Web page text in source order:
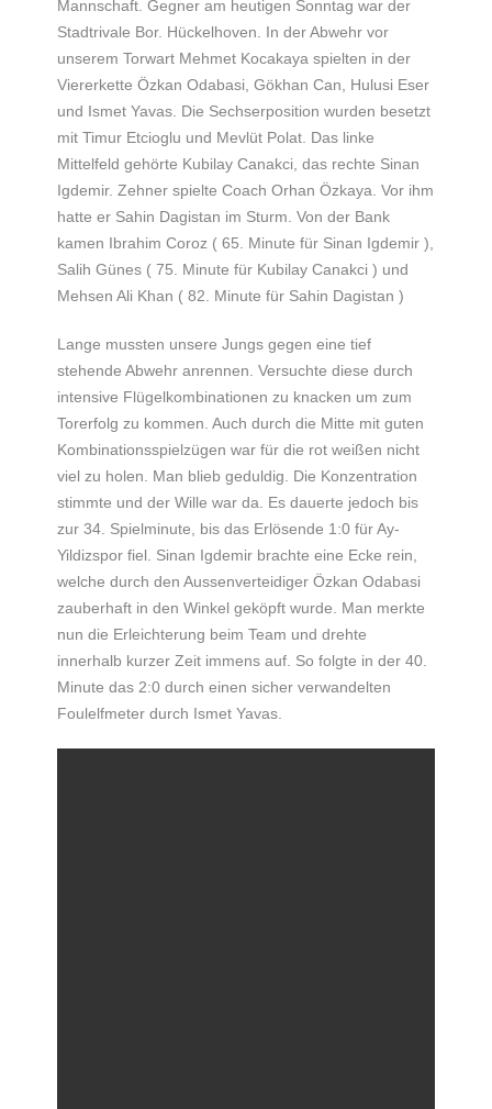
Mannschaft. Gegner am heutigen Sonntag war der
Stadtrivale Bor. Hückelhoven. In der Abwehr vor
unserem Torwart Mehmet Kocakaya spielten in der
Viererkette Özkan Odabasi, Gökhan Can, Hulusi Eser
und Ismet Yavas. Die Sechserposition wurden besetzt
mit Timur Etcioglu und Mevlüt Polat. Das linke
Mittelfeld gehörte Kubilay Canakci, das rechte Sinan
Igdemir. Zehner spielte Coach Orhan Özkaya. Vor ihm
hatte er Sahin Dagistan im Sturm. Von der Bank
kamen Ibrahim Coroz ( 65. Minute für Sinan Igdemir ),
Salih Günes ( 75. Minute für Kubilay Canakci ) und
Mehsen Ali Khan ( 82. Minute für Sahin Dagistan )
Lange mussten unsere Jungs gegen eine tief
stehende Abwehr anrennen. Versuchte diese durch
intensive Flügelkombinationen zu knacken um zum
Torerfolg zu kommen. Auch durch die Mitte mit guten
Kombinationsspielzügen war für die rot weißen nicht
viel zu holen. Man blieb geduldig. Die Konzentration
stimmte und der Wille war da. Es dauerte jedoch bis
zur 34. Spielminute, bis das Erlösende 1:0 für Ay-
Yildizspor fiel. Sinan Igdemir brachte eine Ecke rein,
welche durch den Aussenverteidiger Özkan Odabasi
zauberhaft in den Winkel geköpft wurde. Man merkte
nun die Erleichterung beim Team und drehte
innerhalb kurzer Zeit immens auf. So folgte in der 40.
Minute das 2:0 durch einen sicher verwandelten
Foulelfmeter durch Ismet Yavas.